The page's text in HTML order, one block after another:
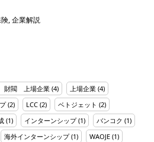
,企業解説
財閥 上場企業(4) 上場企業 (4)
(2) LCC (2) ベトジェット (2)
(1) インターンシップ(1) バンコク (1)
海外インターンシップ(1) WAOJE (1)